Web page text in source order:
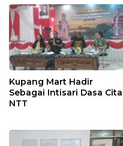
Kupang Mart Hadir
Sebagai Intisari Dasa Cita
NTT